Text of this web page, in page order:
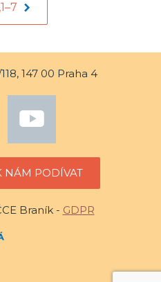
147 00 Praha 4
NÁM PODÍVAT
Braník - GDPR